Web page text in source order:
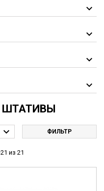
ШТАТИВЫ
 ФИЛЬТР
из 21